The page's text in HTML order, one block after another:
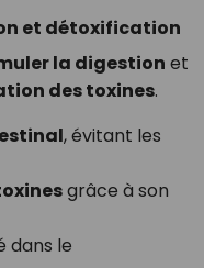
et détoxification
la digestion et
des toxines.
, évitant les
grâce à son
dans le